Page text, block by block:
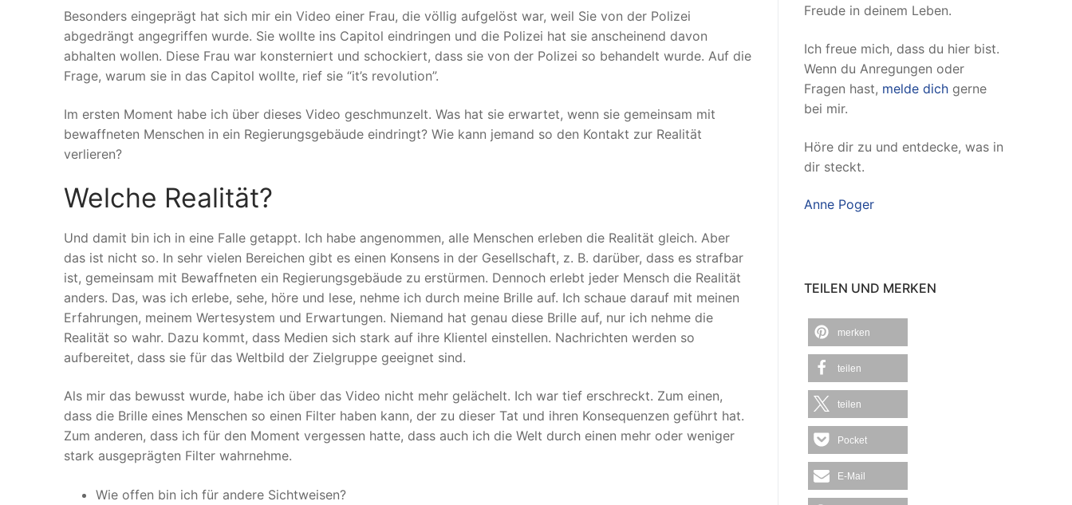
Besonders eingeprägt hat sich mir ein Video einer Frau, die völlig aufgelöst war, weil Sie von der Polizei
abgedrängt angegriffen wurde. Sie wollte ins Capitol eindringen und die Polizei hat sie anscheinend davon
abhalten wollen. Diese Frau war konsterniert und schockiert, dass sie von der Polizei so behandelt wurde. Auf die
Frage, warum sie in das Capitol wollte, rief sie “it’s revolution”.
Im ersten Moment habe ich über dieses Video geschmunzelt. Was hat sie erwartet, wenn sie gemeinsam mit
bewaffneten Menschen in ein Regierungsgebäude eindringt? Wie kann jemand so den Kontakt zur Realität
verlieren?
Welche Realität?
Und damit bin ich in eine Falle getappt. Ich habe angenommen, alle Menschen erleben die Realität gleich. Aber
das ist nicht so. In sehr vielen Bereichen gibt es einen Konsens in der Gesellschaft, z. B. darüber, dass es strafbar
ist, gemeinsam mit Bewaffneten ein Regierungsgebäude zu erstürmen. Dennoch erlebt jeder Mensch die Realität
anders. Das, was ich erlebe, sehe, höre und lese, nehme ich durch meine Brille auf. Ich schaue darauf mit meinen
Erfahrungen, meinem Wertesystem und Erwartungen. Niemand hat genau diese Brille auf, nur ich nehme die
Realität so wahr. Dazu kommt, dass Medien sich stark auf ihre Klientel einstellen. Nachrichten werden so
aufbereitet, dass sie für das Weltbild der Zielgruppe geeignet sind.
Als mir das bewusst wurde, habe ich über das Video nicht mehr gelächelt. Ich war tief erschreckt. Zum einen,
dass die Brille eines Menschen so einen Filter haben kann, der zu dieser Tat und ihren Konsequenzen geführt hat.
Zum anderen, dass ich für den Moment vergessen hatte, dass auch ich die Welt durch einen mehr oder weniger
stark ausgeprägten Filter wahrnehme.
Wie offen bin ich für andere Sichtweisen?
Freude in deinem Leben.
Ich freue mich, dass du hier bist.
Wenn du Anregungen oder
Fragen hast, melde dich gerne
bei mir.
Höre dir zu und entdecke, was in
dir steckt.
Anne Poger
TEILEN UND MERKEN
merken
teilen
teilen
Pocket
E-Mail